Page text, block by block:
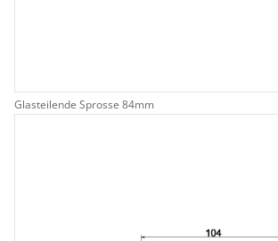
Glasteilende Sprosse 84mm